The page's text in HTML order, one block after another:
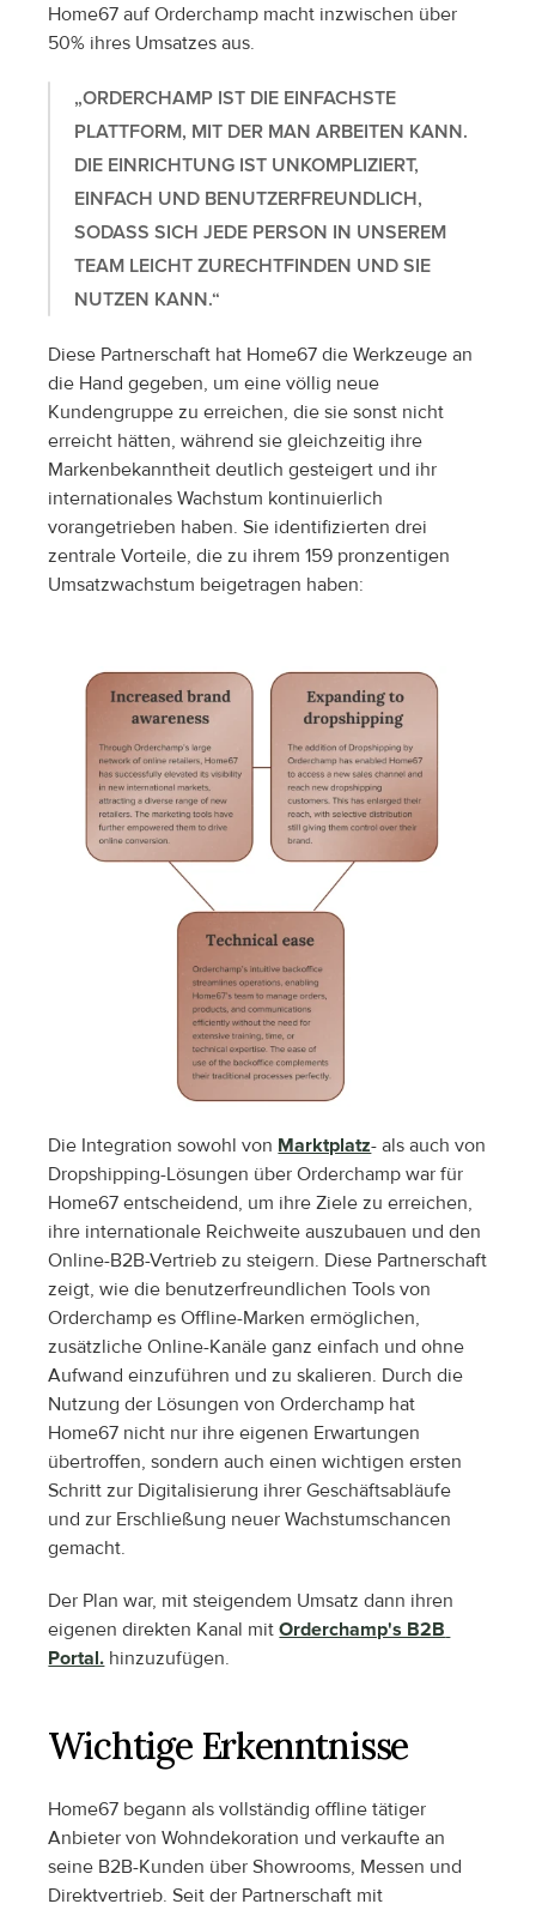
Home67 auf Orderchamp macht inzwischen über
50% ihres Umsatzes aus.
„ORDERCHAMP IST DIE EINFACHSTE
PLATTFORM, MIT DER MAN ARBEITEN KANN.
DIE EINRICHTUNG IST UNKOMPLIZIERT,
EINFACH UND BENUTZERFREUNDLICH,
SODASS SICH JEDE PERSON IN UNSEREM
TEAM LEICHT ZURECHTFINDEN UND SIE
NUTZEN KANN.“
Diese Partnerschaft hat Home67 die Werkzeuge an
die Hand gegeben, um eine völlig neue
Kundengruppe zu erreichen, die sie sonst nicht
erreicht hätten, während sie gleichzeitig ihre
Markenbekanntheit deutlich gesteigert und ihr
internationales Wachstum kontinuierlich
vorangetrieben haben. Sie identifizierten drei
zentrale Vorteile, die zu ihrem 159 pronzentigen
Umsatzwachstum beigetragen haben:
Die Integration sowohl von Marktplatz- als auch von
Dropshipping-Lösungen über Orderchamp war für
Home67 entscheidend, um ihre Ziele zu erreichen,
ihre internationale Reichweite auszubauen und den
Online-B2B-Vertrieb zu steigern. Diese Partnerschaft
zeigt, wie die benutzerfreundlichen Tools von
Orderchamp es Offline-Marken ermöglichen,
zusätzliche Online-Kanäle ganz einfach und ohne
Aufwand einzuführen und zu skalieren. Durch die
Nutzung der Lösungen von Orderchamp hat
Home67 nicht nur ihre eigenen Erwartungen
übertroffen, sondern auch einen wichtigen ersten
Schritt zur Digitalisierung ihrer Geschäftsabläufe
und zur Erschließung neuer Wachstumschancen
gemacht.
Der Plan war, mit steigendem Umsatz dann ihren
eigenen direkten Kanal mit Orderchamp's B2B
Portal. hinzuzufügen.
Wichtige Erkenntnisse
Home67 begann als vollständig offline tätiger
Anbieter von Wohndekoration und verkaufte an
seine B2B-Kunden über Showrooms, Messen und
Direktvertrieb. Seit der Partnerschaft mit